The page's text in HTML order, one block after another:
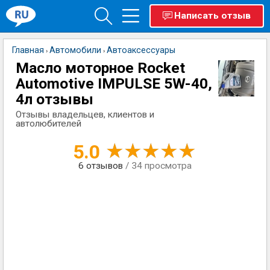
Написать отзыв
Главная › Автомобили › Автоаксессуары
Масло моторное Rocket
Automotive IMPULSE 5W-40,
4л отзывы
Отзывы владельцев, клиентов и
автолюбителей
5.0
6 отзывов / 34 просмотра